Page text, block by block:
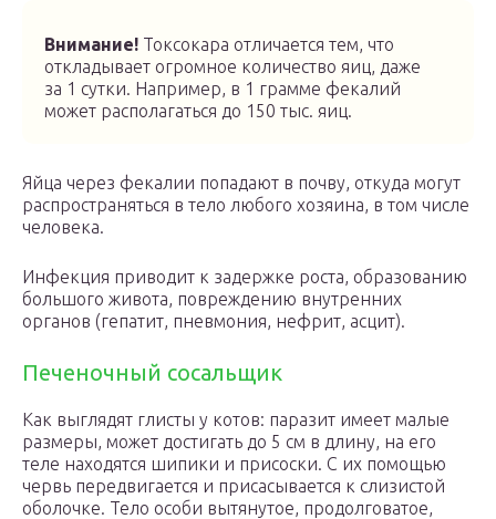
Внимание! Токсокара отличается тем, что
откладывает огромное количество яиц, даже
за 1 сутки. Например, в 1 грамме фекалий
может располагаться до 150 тыс. яиц.
Яйца через фекалии попадают в почву, откуда могут
распространяться в тело любого хозяина, в том числе
человека.
Инфекция приводит к задержке роста, образованию
большого живота, повреждению внутренних
органов (гепатит, пневмония, нефрит, асцит).
Печеночный сосальщик
Как выглядят глисты у котов: паразит имеет малые
размеры, может достигать до 5 см в длину, на его
теле находятся шипики и присоски. С их помощью
червь передвигается и присасывается к слизистой
оболочке. Тело особи вытянутое, продолговатое,